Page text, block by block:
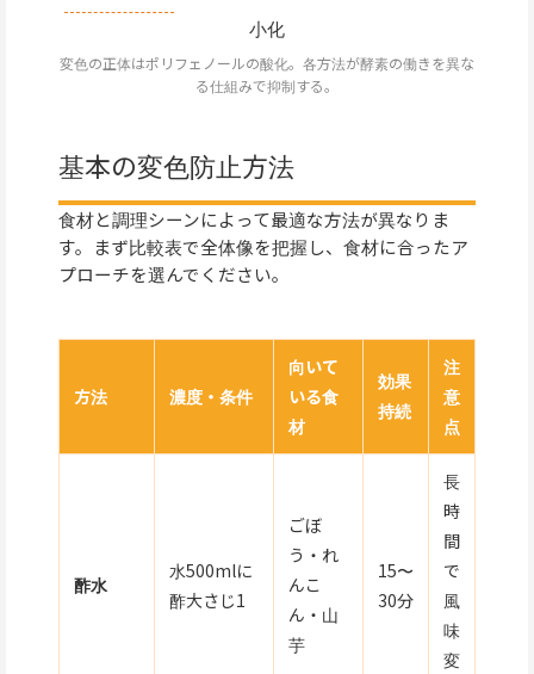
小化
変色の正体はポリフェノールの酸化。各方法が酵素の働きを異な
る仕組みで抑制する。
基本の変色防止方法
食材と調理シーンによって最適な方法が異なりま
す。まず比較表で全体像を把握し、食材に合ったア
プローチを選んでください。
方法 濃度・条件
向いて
いる食
材
効果
持続
注
意
点
酢水
水500mlに
酢大さじ1
ごぼ
う・れ
んこ
ん・山
芋
15〜
30分
長
時
間
で
風
味
変